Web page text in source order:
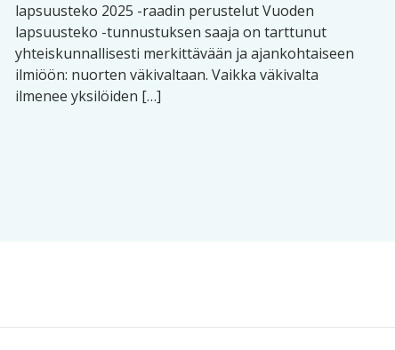
lapsuusteko 2025 -raadin perustelut ​Vuoden
lapsuusteko -tunnustuksen saaja on tarttunut
yhteiskunnallisesti merkittävään ja ajankohtaiseen
ilmiöön: nuorten väkivaltaan. Vaikka väkivalta
ilmenee yksilöiden […]